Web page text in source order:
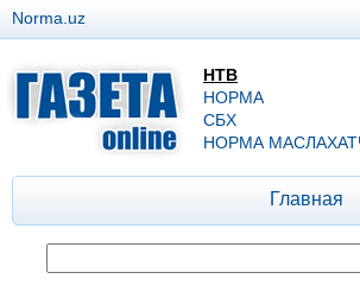
Norma.uz
НТВ
НОРМА
СБХ
НОРМА
Главная